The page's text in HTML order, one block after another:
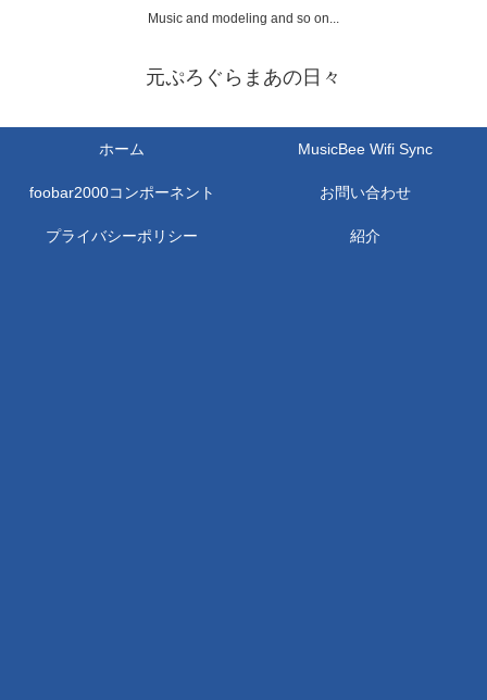
Music and modeling and so on...
元ぷろぐらまあの日々
ホーム MusicBee Wifi Sync
foobar2000コンポーネント お問い合わせ
プライバシーポリシー 紹介